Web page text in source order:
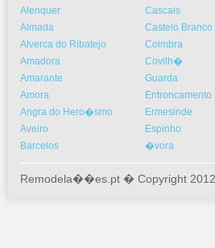
Alenquer
Almada
Alverca do Ribatejo
Amadora
Amarante
Amora
Angra do Hero�smo
Aveiro
Barcelos
Cascais
Castelo Branco
Coimbra
Covilh�
Guarda
Entroncamento
Ermesinde
Espinho
�vora
Remodela��es.pt � Copyright